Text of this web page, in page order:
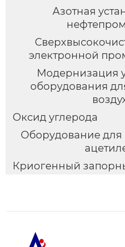
Азотная
электронной
Модернизация
оборудования
Оксид углерода
Оборудование для
Криогенный